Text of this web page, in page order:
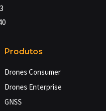
Produtos
Drones Consumer
Drones Enterprise
GNSS